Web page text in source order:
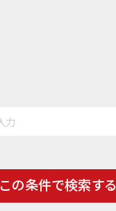
この条件で検索する